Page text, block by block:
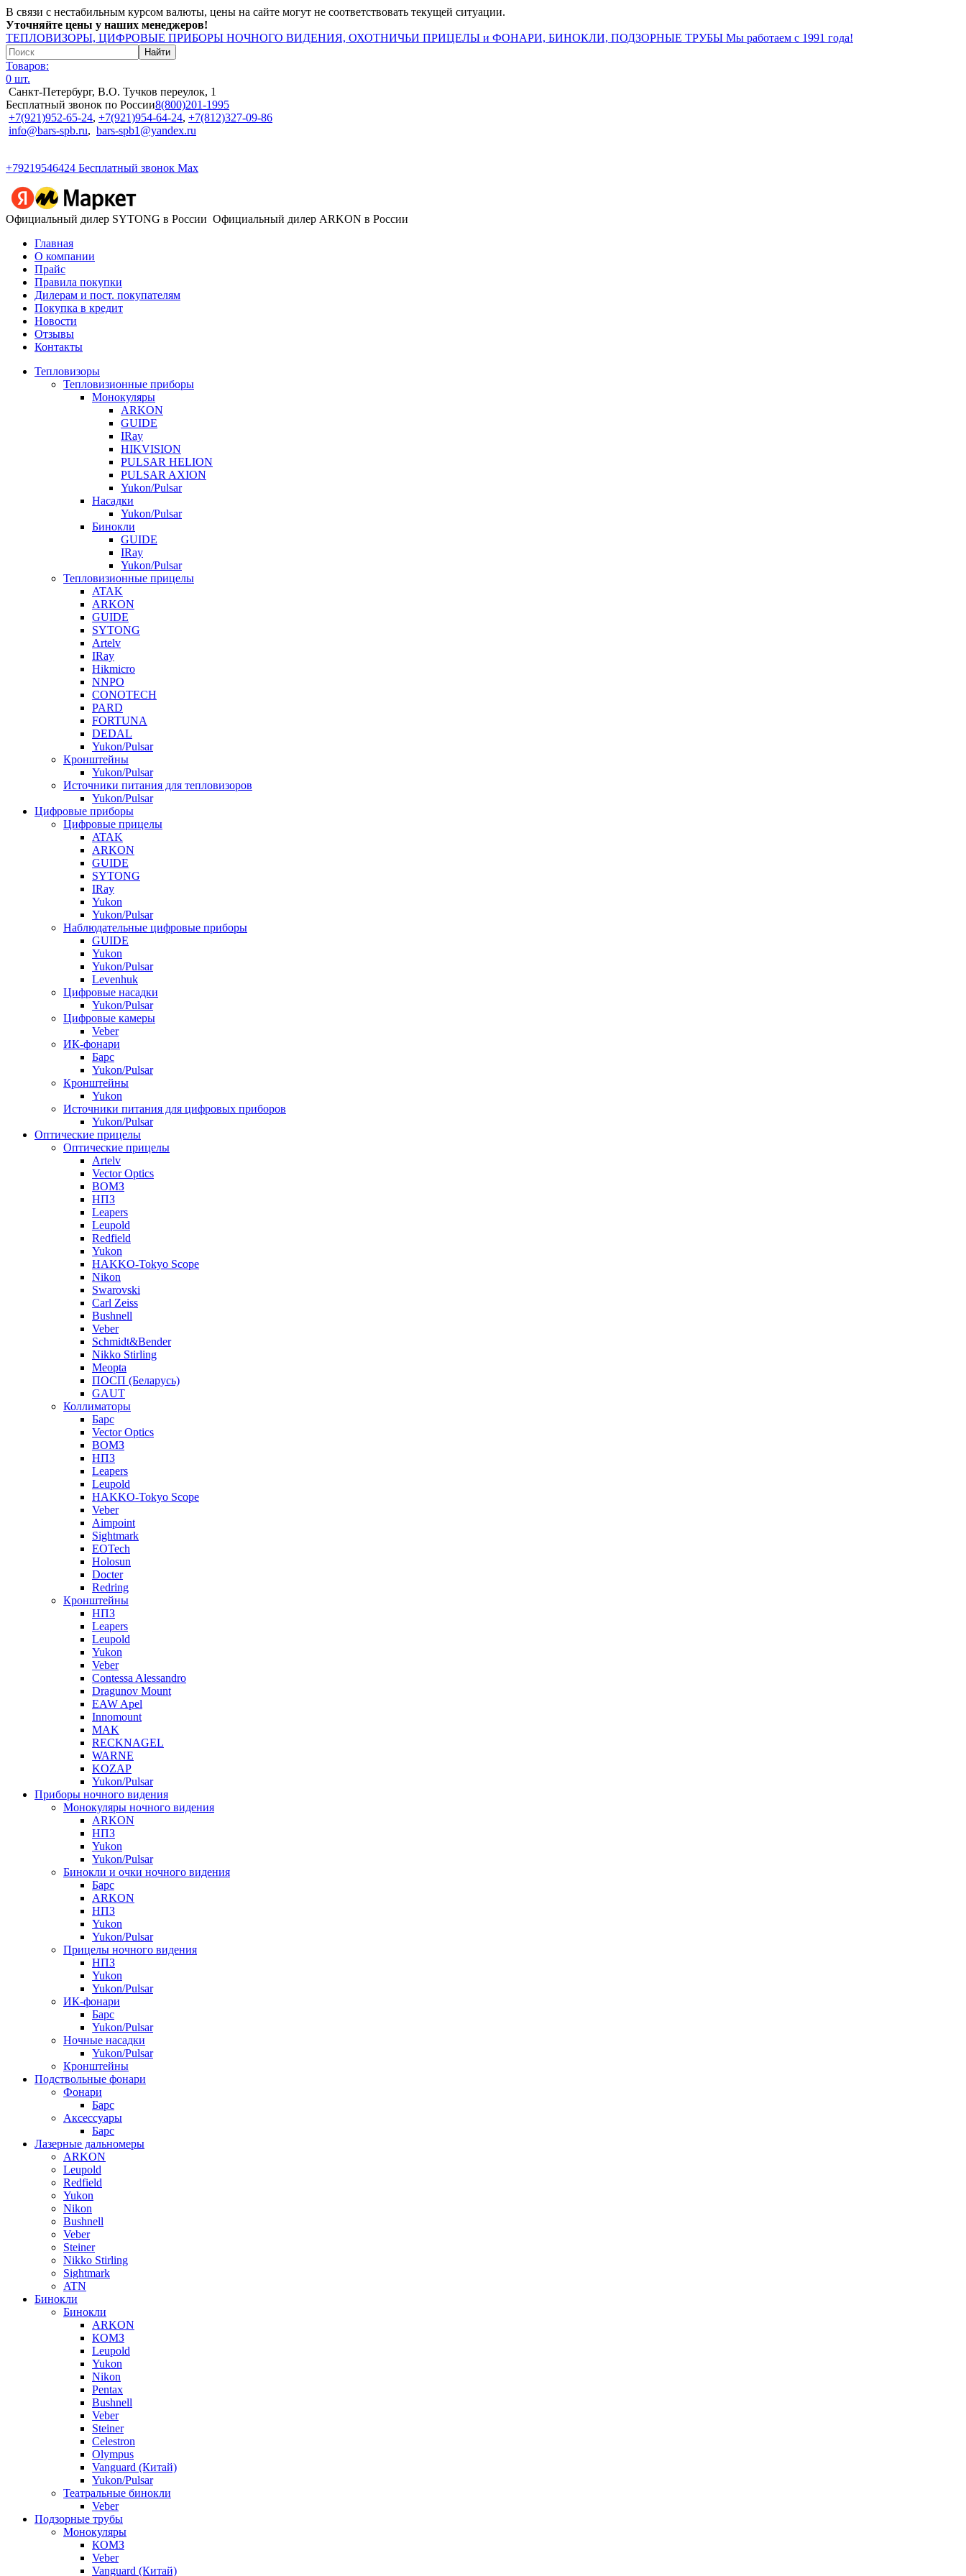
В связи с нестабильным курсом валюты, цены на сайте могут не соответствовать текущей ситуации.
Уточняйте цены у наших менеджеров!
ТЕПЛОВИЗОРЫ, ЦИФРОВЫЕ ПРИБОРЫ НОЧНОГО ВИДЕНИЯ, ОХОТНИЧЬИ ПРИЦЕЛЫ и ФОНАРИ, БИНОКЛИ, ПОДЗОРНЫЕ ТРУБЫ Мы работаем с 1991 года!
Товаров:
0 шт.
Санкт-Петербург, В.О. Тучков переулок, 1
Бесплатный звонок по России8(800)201-1995
+7(921)952-65-24, +7(921)954-64-24, +7(812)327-09-86
info@bars-spb.ru, bars-spb1@yandex.ru
+79219546424 Бесплатный звонок Max
Официальный дилер SYTONG в России Официальный дилер ARKON в России
Главная
О компании
Прайс
Правила покупки
Дилерам и пост. покупателям
Покупка в кредит
Новости
Отзывы
Контакты
Тепловизоры
Тепловизионные приборы
Монокуляры
ARKON
GUIDE
IRay
HIKVISION
PULSAR HELION
PULSAR AXION
Yukon/Pulsar
Насадки
Yukon/Pulsar
Бинокли
GUIDE
IRay
Yukon/Pulsar
Тепловизионные прицелы
ATAK
ARKON
GUIDE
SYTONG
Artelv
IRay
Hikmicro
NNPO
CONOTECH
PARD
FORTUNA
DEDAL
Yukon/Pulsar
Кронштейны
Yukon/Pulsar
Источники питания для тепловизоров
Yukon/Pulsar
Цифровые приборы
Цифровые прицелы
ATAK
ARKON
GUIDE
SYTONG
IRay
Yukon
Yukon/Pulsar
Наблюдательные цифровые приборы
GUIDE
Yukon
Yukon/Pulsar
Levenhuk
Цифровые насадки
Yukon/Pulsar
Цифровые камеры
Veber
ИК-фонари
Барс
Yukon/Pulsar
Кронштейны
Yukon
Источники питания для цифровых приборов
Yukon/Pulsar
Оптические прицелы
Оптические прицелы
Artelv
Vector Optics
ВОМЗ
НПЗ
Leapers
Leupold
Redfield
Yukon
HAKKO-Tokyo Scope
Nikon
Swarovski
Carl Zeiss
Bushnell
Veber
Schmidt&Bender
Nikko Stirling
Meopta
ПОСП (Беларусь)
GAUT
Коллиматоры
Барс
Vector Optics
ВОМЗ
НПЗ
Leapers
Leupold
HAKKO-Tokyo Scope
Veber
Aimpoint
Sightmark
EOTech
Holosun
Docter
Redring
Кронштейны
НПЗ
Leapers
Leupold
Yukon
Veber
Contessa Alessandro
Dragunov Mount
EAW Apel
Innomount
MAK
RECKNAGEL
WARNE
KOZAP
Yukon/Pulsar
Приборы ночного видения
Монокуляры ночного видения
ARKON
НПЗ
Yukon
Yukon/Pulsar
Бинокли и очки ночного видения
Барс
ARKON
НПЗ
Yukon
Yukon/Pulsar
Прицелы ночного видения
НПЗ
Yukon
Yukon/Pulsar
ИК-фонари
Барс
Yukon/Pulsar
Ночные насадки
Yukon/Pulsar
Кронштейны
Подствольные фонари
Фонари
Барс
Аксессуары
Барс
Лазерные дальномеры
ARKON
Leupold
Redfield
Yukon
Nikon
Bushnell
Veber
Steiner
Nikko Stirling
Sightmark
ATN
Бинокли
Бинокли
ARKON
КОМЗ
Leupold
Yukon
Nikon
Pentax
Bushnell
Veber
Steiner
Celestron
Olympus
Vanguard (Китай)
Yukon/Pulsar
Театральные бинокли
Veber
Подзорные трубы
Монокуляры
КОМЗ
Veber
Vanguard (Китай)